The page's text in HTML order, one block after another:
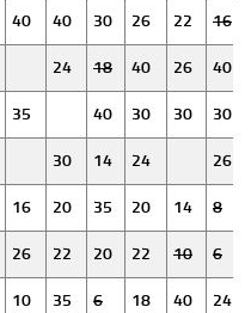
40 40 30 26 22 16
24 18 40 26 40
35 40 30 30 30
30 14 24 26
16 20 35 20 14 8
26 22 20 22 10 6
10 35 6 18 40 24